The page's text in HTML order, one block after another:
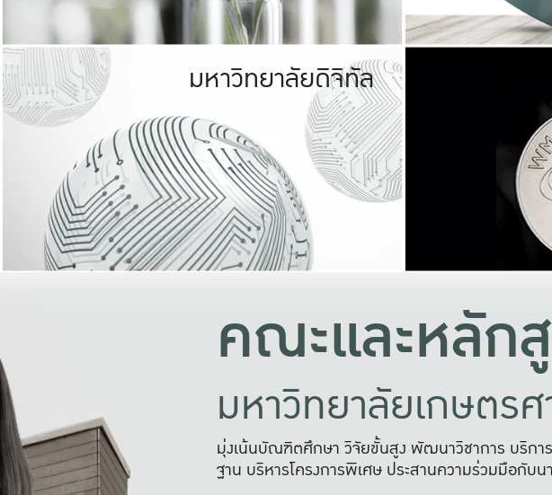
มหาวิทยาลัยรับผิดชอบต่อสังคม
ร่วมมือกับชุมชน เพื่อความกินดีอยู่ดี
และความสุขอย่างยั่งยืน
มองปัญหาในภาพกว้าง
แก้ไขจากปัญหาจุดเล็กๆ
มหาวิทยาลัยดิจิทัล
คณะและหลัก
มหาวิทยาลัยเกษตร
มุ่งเน้นบัณฑิตศึกษา วิจัยขั้นสูง พัฒนาวิชาการ บริกา
ฐาน บริหารโครงการพิเศษ ประสานความร่วมมือกับน